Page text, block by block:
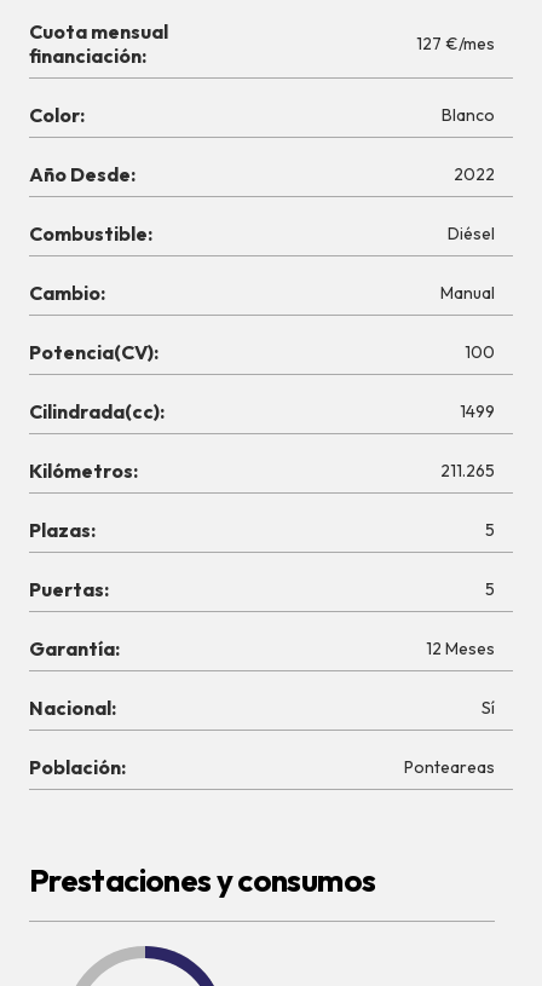
Cuota mensual
financiación:
127 €/mes
Color: Blanco
Año Desde: 2022
Combustible: Diésel
Cambio: Manual
Potencia(CV): 100
Cilindrada(cc): 1499
Kilómetros: 211.265
Plazas: 5
Puertas: 5
Garantía: 12 Meses
Nacional: Sí
Población: Ponteareas
Prestaciones y consumos